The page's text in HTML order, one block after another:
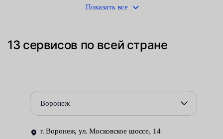
конкретного автомобиля.
детали неисправны можно по таким симптомам:
нестабильная работа мотора и некоторые иные.
Показать все
13 сервисов по всей стране
Воронеж
г. Воронеж, ул. Московское шоссе, 14